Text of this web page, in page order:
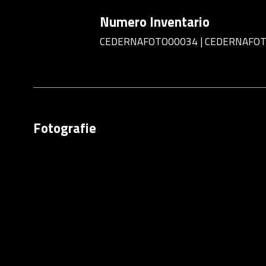
Numero Inventario
CEDERNAFOTO00034 |
Fotografie